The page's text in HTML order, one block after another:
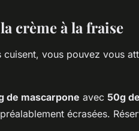
crème à la fraise
cuisent, vous pouvez vous
de mascarpone avec 50g
préalablement écrasées.